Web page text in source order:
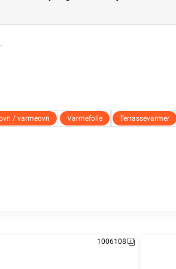
/ varmeovn Varmefolie Terrassevarmer
1006108